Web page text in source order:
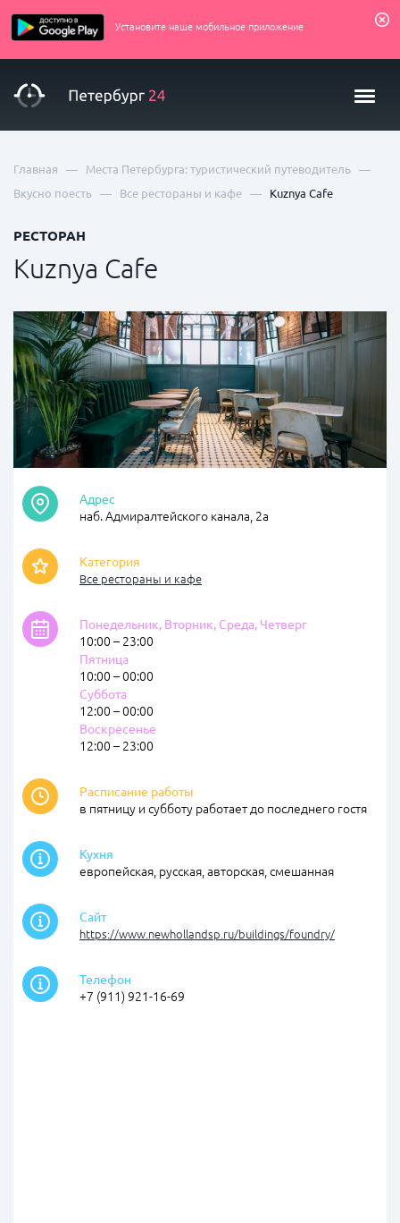
Установите наше мобильное приложение
Главная — Места Петербурга: туристический путеводитель —
Вкусно поесть — Все рестораны и кафе — Kuznya Cafe
РЕСТОРАН
Kuznya Cafe
Адрес
наб. Адмиралтейского канала, 2а
Категория
Все рестораны и кафе
Понедельник, Вторник, Среда, Четверг
10:00 – 23:00
Пятница
10:00 – 00:00
Суббота
12:00 – 00:00
Воскресенье
12:00 – 23:00
Расписание работы
в пятницу и субботу работает до последнего гостя
Кухня
европейская, русская, авторская, смешанная
Сайт
https://www.newhollandsp.ru/buildings/foundry/
Телефон
+7 (911) 921-16-69